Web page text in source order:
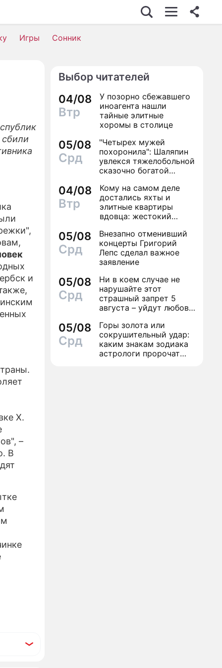
Игры Сонник
сбили
и
Х.
–
В
Выбор читателей
04/08
Втр
У позорно сбежавшего
иноагента нашли
тайные элитные
хоромы в столице
05/08
Срд
"Четырех мужей
похоронила": Шаляпин
увлекся тяжелобольной
сказочно богатой
04/08
Втр
Кому на самом деле
достались яхты и
элитные квартиры
вдовца: жестокий
Вилли Токарева
05/08
Срд
Внезапно отменивший
концерты Григорий
Лепс сделал важное
заявление
05/08
Срд
Ни в коем случае не
нарушайте этот
страшный запрет 5
августа – уйдут любовь
05/08
Срд
Горы золота или
сокрушительный удар:
каким знакам зодиака
астрологи пророчат